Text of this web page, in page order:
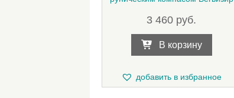
3 460 руб.
В корзину
добавить в избранное